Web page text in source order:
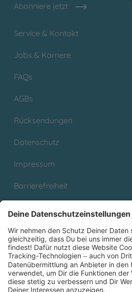
Abonniere jetzt
Service & Kontakt
Jobs & Karriere
FAQs
AGBs
Rücksendungen
Datenschutz
Impressum
Barrierefreiheit
Partnerprogramm (Affiliate)
Folge uns auf